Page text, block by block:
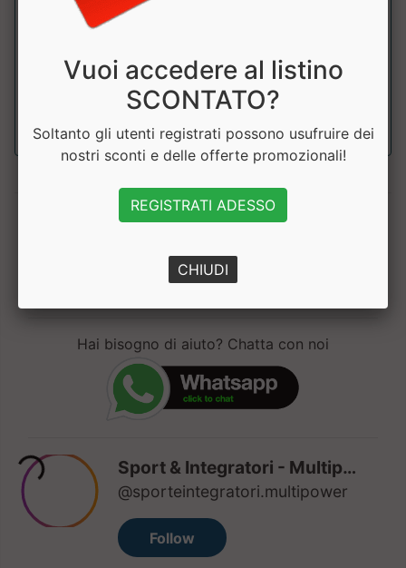
che non pu&og...
a partire da € 3.50
Hai bisogno di aiuto? Chatta con noi
Vuoi accedere al listino
SCONTATO?
Soltanto gli utenti registrati possono usufruire dei
nostri sconti e delle offerte promozionali!
REGISTRATI ADESSO
CHIUDI